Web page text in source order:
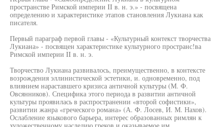
пространстве Римской империи II в. н. э.» - посвящена
определению и характеристике этапов становления Лукиана как
писателя.
Первый параграф первой главы - «Культурный контекст творчества
Лукиана» - посвящен характеристике культурного пространс!ва
Римской империи II в. н. э.
Творчество Лукиана развивалось, преимущественно, в контексте
возрождения эллинистической эстетики, и. одновременно, под
влиянием нараставшего кризиса античной культуры (М. Ф.
Овсянников). Специфика этого периода в развитии античной
культуры проявилась в распространении «второй софистики»,
развитии жанра «греческого романа» (А. Ф. Лосев, И. М. Нахов).
Ослабление языкового барьера, интерес образованных римлян к